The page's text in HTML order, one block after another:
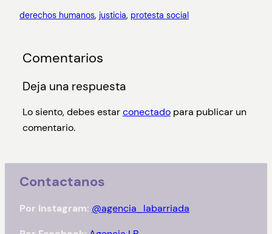
derechos humanos, justicia, protesta social
Comentarios
Deja una respuesta
Lo siento, debes estarconectadopara publicar un
comentario.
Contactanos
Por Instagram: @agencia_labarriada